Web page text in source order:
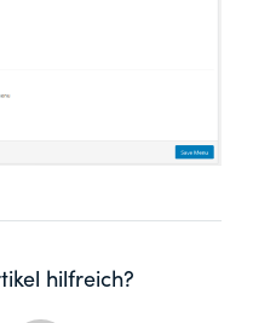
hilfreich?